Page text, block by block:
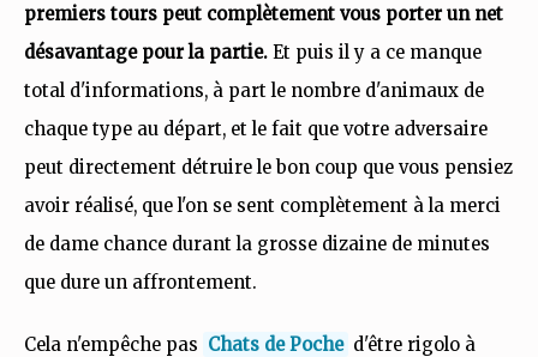
premiers tours peut complètement vous porter un net
désavantage pour la partie. Et puis il y a ce manque
total d'informations, à part le nombre d'animaux de
chaque type au départ, et le fait que votre adversaire
peut directement détruire le bon coup que vous pensiez
avoir réalisé, que l'on se sent complètement à la merci
de dame chance durant la grosse dizaine de minutes
que dure un affrontement.
Cela n'empêche pas Chats de Poche d'être rigolo à